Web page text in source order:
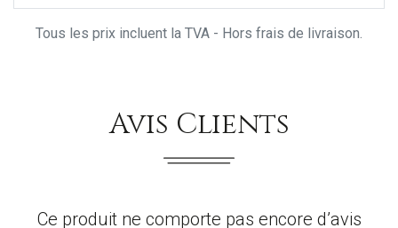
Tous les prix incluent la TVA - Hors frais de livraison.
Avis Clients
Ce produit ne comporte pas encore d’avis